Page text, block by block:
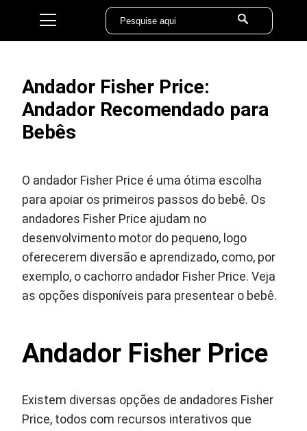
Andador Fisher Price:
Andador Recomendado para
Bebês
O andador Fisher Price é uma ótima escolha
para apoiar os primeiros passos do bebê. Os
andadores Fisher Price ajudam no
desenvolvimento motor do pequeno, logo
oferecerem diversão e aprendizado, como, por
exemplo, o cachorro andador Fisher Price. Veja
as opções disponíveis para presentear o bebê.
Andador Fisher Price
Existem diversas opções de andadores Fisher
Price, todos com recursos interativos que